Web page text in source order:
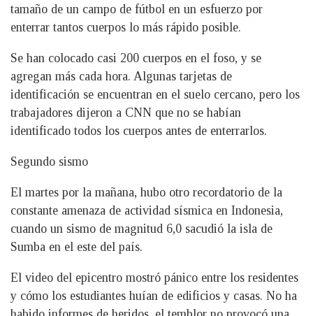
tamaño de un campo de fútbol en un esfuerzo por
enterrar tantos cuerpos lo más rápido posible.
Se han colocado casi 200 cuerpos en el foso, y se
agregan más cada hora. Algunas tarjetas de
identificación se encuentran en el suelo cercano, pero los
trabajadores dijeron a CNN que no se habían
identificado todos los cuerpos antes de enterrarlos.
Segundo sismo
El martes por la mañana, hubo otro recordatorio de la
constante amenaza de actividad sísmica en Indonesia,
cuando un sismo de magnitud 6,0 sacudió la isla de
Sumba en el este del país.
El video del epicentro mostró pánico entre los residentes
y cómo los estudiantes huían de edificios y casas. No ha